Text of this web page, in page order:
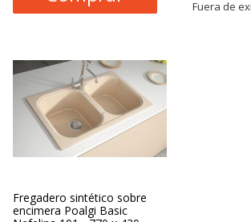
Fuera de
Fregadero sintético sobre
encimera Poalgi Basic